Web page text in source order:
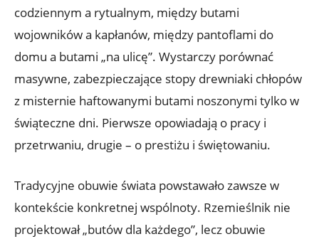
codziennym a rytualnym, między butami
wojowników a kapłanów, między pantoflami do
domu a butami „na ulicę”. Wystarczy porównać
masywne, zabezpieczające stopy drewniaki chłopów
z misternie haftowanymi butami noszonymi tylko w
świąteczne dni. Pierwsze opowiadają o pracy i
przetrwaniu, drugie – o prestiżu i świętowaniu.
Tradycyjne obuwie świata powstawało zawsze w
kontekście konkretnej wspólnoty. Rzemieślnik nie
projektował „butów dla każdego”, lecz obuwie